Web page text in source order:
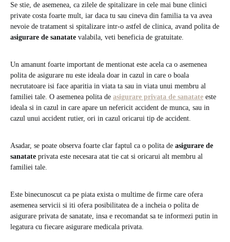
Se stie, de asemenea, ca zilele de spitalizare in cele mai bune clinici
private costa foarte mult, iar daca tu sau cineva din familia ta va avea
nevoie de tratament si spitalizare intr-o astfel de clinica, avand polita de
asigurare de sanatate valabila, veti beneficia de gratuitate.
Un amanunt foarte important de mentionat este acela ca o asemenea
polita de asigurare nu este ideala doar in cazul in care o boala
necrutatoare isi face aparitia in viata ta sau in viata unui membru al
familiei tale. O asemenea polita de asigurare privata de sanatate este
ideala si in cazul in care apare un nefericit accident de munca, sau in
cazul unui accident rutier, ori in cazul oricarui tip de accident.
Asadar, se poate observa foarte clar faptul ca o polita de asigurare de
sanatate privata este necesara atat tie cat si oricarui alt membru al
familiei tale.
Este binecunoscut ca pe piata exista o multime de firme care ofera
asemenea servicii si iti ofera posibilitatea de a incheia o polita de
asigurare privata de sanatate, insa e recomandat sa te informezi putin in
legatura cu fiecare asigurare medicala privata.